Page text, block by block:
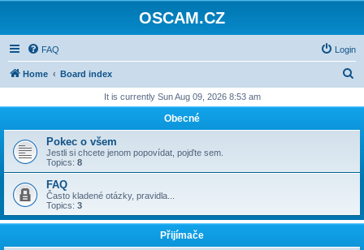
OSCAM.CZ
FAQ Login
Home Board index
r
h
It is currently Sun Aug 09, 2026 8:53 am
Obecné
Pokec o všem
Jestli si chcete jenom popovídat, pojďte sem.
Topics: 8
FAQ
Často kladené otázky, pravidla...
Topics: 3
Přijímače